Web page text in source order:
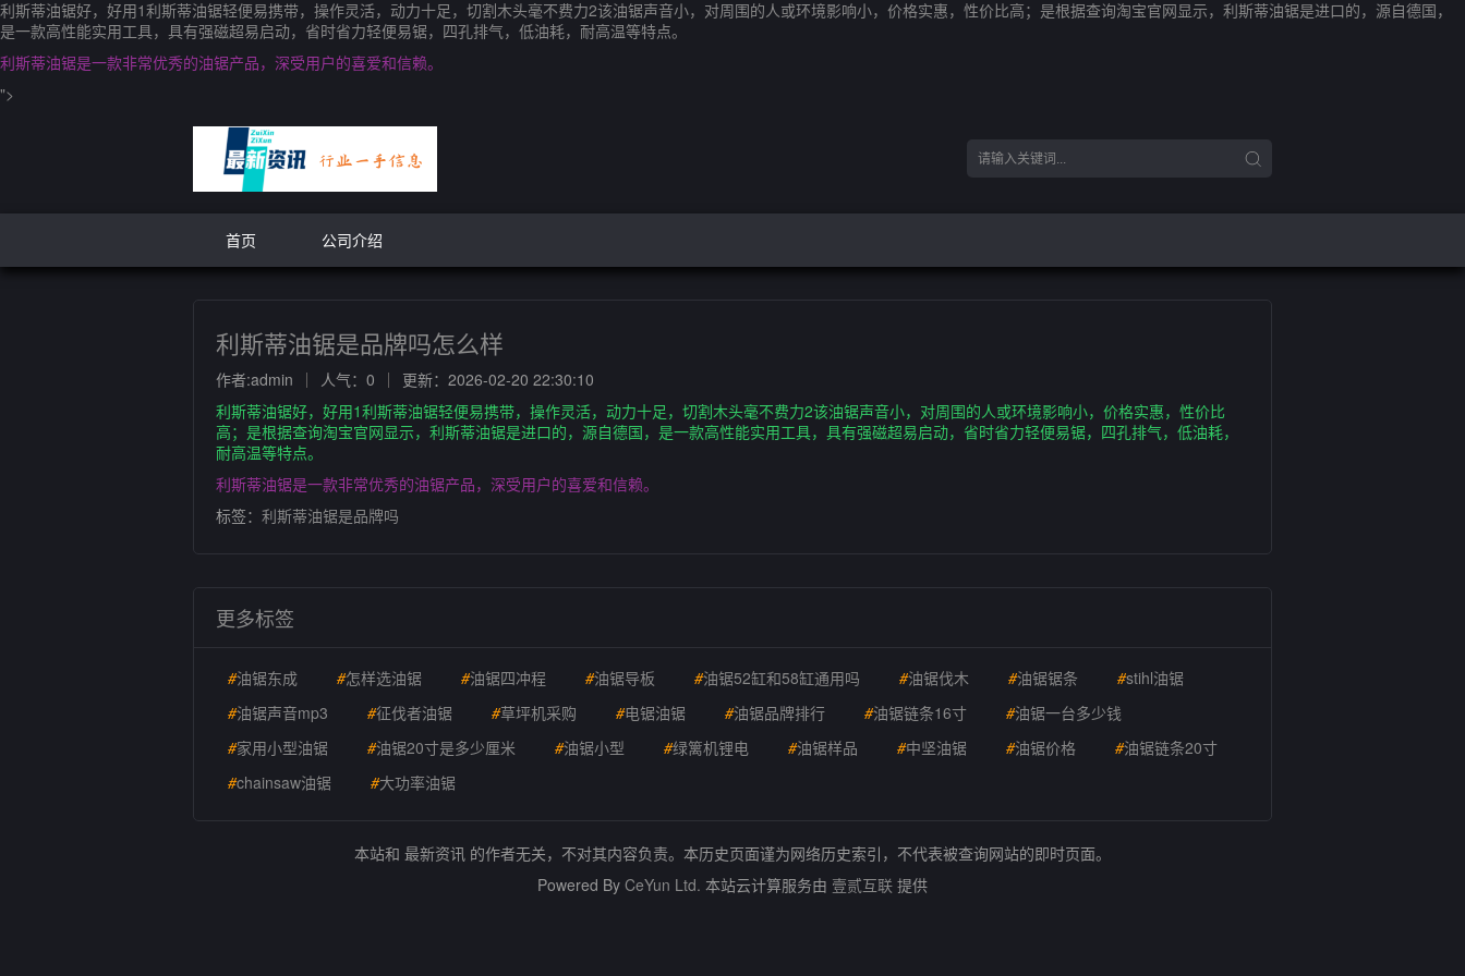
利斯蒂油锯好，好用1利斯蒂油锯轻便易携带，操作灵活，动力十足，切割木头毫不费力2该油锯声音小，对周围的人或环境影响小，价格实惠，性价比高；是根据查询淘宝官网显示，利斯蒂油锯是进口的，源自德国，
是一款高性能实用工具，具有强磁超易启动，省时省力轻便易锯，四孔排气，低油耗，耐高温等特点。
利斯蒂油锯是一款非常优秀的油锯产品，深受用户的喜爱和信赖。
">
首页 公司介绍
利斯蒂油锯是品牌吗怎么样
作者:admin 人气：0
更新：2026-02-20 22:30:10
利斯蒂油锯好，好用1利斯蒂油锯轻便易携带，操作灵活，动力十足，切割木头毫不费力2该油锯声音小，对周围的人或环境影响小，价格实惠，性价比
高；是根据查询淘宝官网显示，利斯蒂油锯是进口的，源自德国，是一款高性能实用工具，具有强磁超易启动，省时省力轻便易锯，四孔排气，低油耗，
耐高温等特点。
利斯蒂油锯是一款非常优秀的油锯产品，深受用户的喜爱和信赖。
标签： 利斯蒂油锯是品牌吗
更多标签
#油锯东成 #怎样选油锯 #油锯四冲程 #油锯导板 #油锯52缸和58缸通用吗 #油锯伐木 #油锯锯条 #stihl油锯
#油锯声音mp3 #征伐者油锯 #草坪机采购 #电锯油锯 #油锯品牌排行 #油锯链条16寸 #油锯一台多少钱
#家用小型油锯 #油锯20寸是多少厘米 #油锯小型 #绿篱机锂电 #油锯样品 #中坚油锯 #油锯价格 #油锯链条20寸
#chainsaw油锯 #大功率油锯
本站和 最新资讯 的作者无关，不对其内容负责。本历史页面谨为网络历史索引，不代表被查询网站的即时页面。
Powered By CeYun Ltd. 本站云计算服务由 壹贰互联 提供